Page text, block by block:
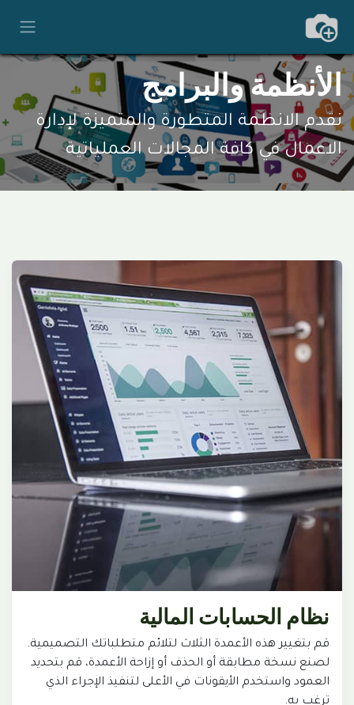
الأنظمة والبرامج
نقدم الانظمة المتطورة والمتميزة لإدارة
الاعمال في كافة المجالات العملياتية
نظام الحسابات المالية
قم بتغيير هذه الأعمدة الثلاث لتلائم متطلباتك التصميمية.
لصنع نسخة مطابقة أو الحذف أو إزاحة الأعمدة، قم بتحديد
العمود واستخدم الأيقونات في الأعلى لتنفيذ الإجراء الذي
ترغب به.